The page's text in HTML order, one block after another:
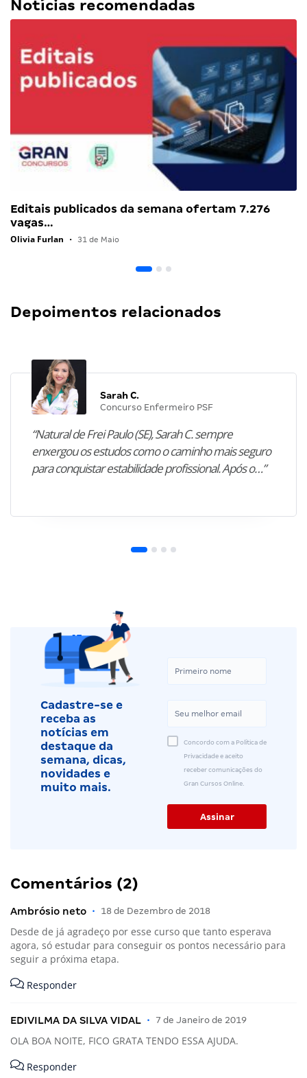
Notícias recomendadas
Editais publicados da semana ofertam 7.276
vagas…
Olivia Furlan • 31 de Maio
Depoimentos relacionados
Sarah C.
Concurso Enfermeiro PSF
“Natural de Frei Paulo (SE), Sarah C. sempre
enxergou os estudos como o caminho mais seguro
para conquistar estabilidade profissional. Após o…”
Cadastre-se e
receba as
notícias em
destaque da
semana, dicas,
novidades e
muito mais.
Concordo com a Política de
Privacidade e aceito
receber comunicações do
Gran Cursos Online.
Comentários (2)
Ambrósio neto • 18 de Dezembro de 2018
Desde de já agradeço por esse curso que tanto esperava
agora, só estudar para conseguir os pontos necessário para
seguir a próxima etapa.
Responder
EDIVILMA DA SILVA VIDAL • 7 de Janeiro de 2019
OLA BOA NOITE, FICO GRATA TENDO ESSA AJUDA.
Responder